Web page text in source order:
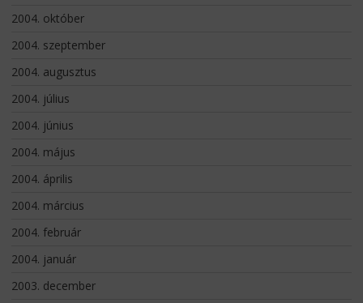
2004. október
2004. szeptember
2004. augusztus
2004. július
2004. június
2004. május
2004. április
2004. március
2004. február
2004. január
2003. december